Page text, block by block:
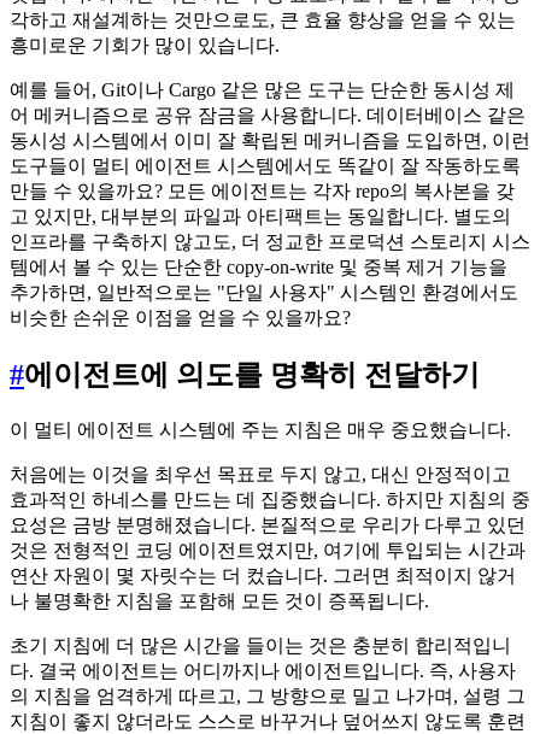
각하고 재설계하는 것만으로도, 큰 효율 향상을 얻을 수 있는
흥미로운 기회가 많이 있습니다.
예를 들어, Git이나 Cargo 같은 많은 도구는 단순한 동시성 제
어 메커니즘으로 공유 잠금을 사용합니다. 데이터베이스 같은
동시성 시스템에서 이미 잘 확립된 메커니즘을 도입하면, 이런
도구들이 멀티 에이전트 시스템에서도 똑같이 잘 작동하도록
만들 수 있을까요? 모든 에이전트는 각자 repo의 복사본을 갖
고 있지만, 대부분의 파일과 아티팩트는 동일합니다. 별도의
인프라를 구축하지 않고도, 더 정교한 프로덕션 스토리지 시스
템에서 볼 수 있는 단순한 copy-on-write 및 중복 제거 기능을
추가하면, 일반적으로는 "단일 사용자" 시스템인 환경에서도
비슷한 손쉬운 이점을 얻을 수 있을까요?
#에이전트에 의도를 명확히 전달하기
이 멀티 에이전트 시스템에 주는 지침은 매우 중요했습니다.
처음에는 이것을 최우선 목표로 두지 않고, 대신 안정적이고
효과적인 하네스를 만드는 데 집중했습니다. 하지만 지침의 중
요성은 금방 분명해졌습니다. 본질적으로 우리가 다루고 있던
것은 전형적인 코딩 에이전트였지만, 여기에 투입되는 시간과
연산 자원이 몇 자릿수는 더 컸습니다. 그러면 최적이지 않거
나 불명확한 지침을 포함해 모든 것이 증폭됩니다.
초기 지침에 더 많은 시간을 들이는 것은 충분히 합리적입니
다. 결국 에이전트는 어디까지나 에이전트입니다. 즉, 사용자
의 지침을 엄격하게 따르고, 그 방향으로 밀고 나가며, 설령 그
지침이 좋지 않더라도 스스로 바꾸거나 덮어쓰지 않도록 훈련